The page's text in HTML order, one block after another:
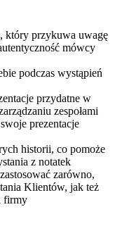
który przykuwa uwagę
mówcy
podczas wystąpień
przydatne w
zespołami
prezentacje
historii, co pomoże
z notatek
zarówno,
Klientów, jak też
firmy